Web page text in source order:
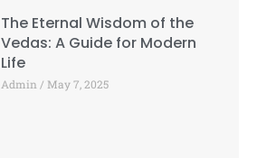
The Eternal Wisdom of the
Vedas: A Guide for Modern
Life
Admin May 7, 2025